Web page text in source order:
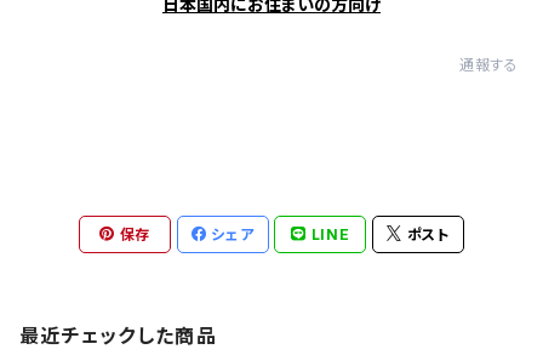
日本国内にお住まいの方向け
通報する
保存 シェア LINE ポスト
最近チェックした商品